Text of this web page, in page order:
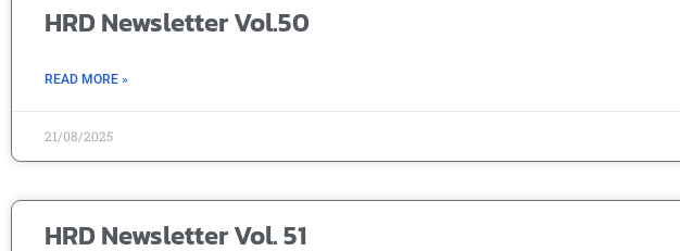
HRD Newsletter Vol.50
READ MORE »
21/08/2025
HRD Newsletter Vol. 51